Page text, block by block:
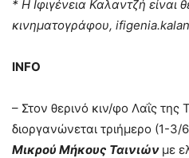
* Η Ιφιγένεια Καλαντζή είναι
κινηματογράφου, ifigenia.
ΙNFO
– Στον θερινό κιν/φο Λαΐς της
διοργανώνεται τριήμερο (1-3/
Μικρού Μήκους Ταινιών με